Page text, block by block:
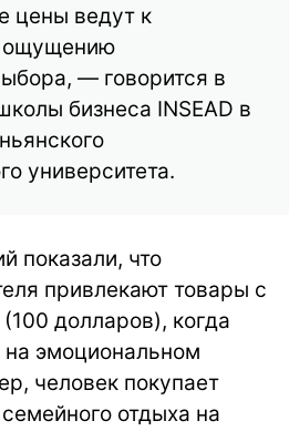
цены ведут к
ощущению
— говорится в
бизнеса INSEAD в
университета.
показали, что
привлекают товары с
долларов), когда
на эмоциональном
человек покупает
отдыха на